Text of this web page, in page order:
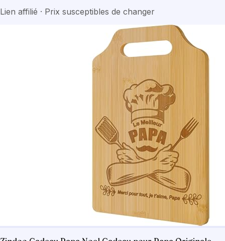
Lien affilié · Prix susceptibles de changer